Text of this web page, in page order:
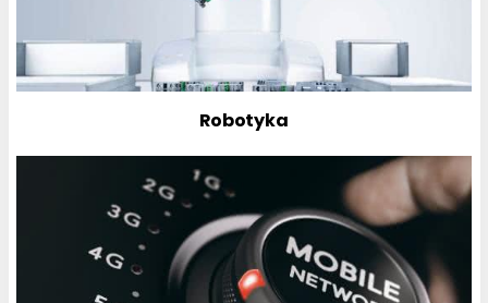
Robotyka